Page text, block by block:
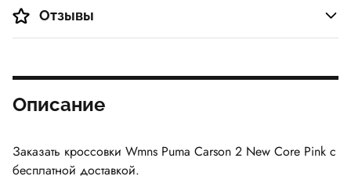
Отзывы
Описание
Заказать кроссовки Wmns Puma Carson 2 New Core Pink с
бесплатной доставкой.